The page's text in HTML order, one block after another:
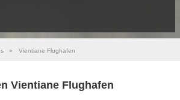
» Vientiane Flughafen
Vientiane Flughafen